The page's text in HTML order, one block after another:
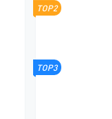
TOP2
TOP3